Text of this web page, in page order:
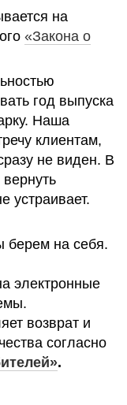
на
«Закона о
год выпуска
Наша
клиентам,
не виден. В
устраивает.
на себя.
электронные
возврат и
согласно
.